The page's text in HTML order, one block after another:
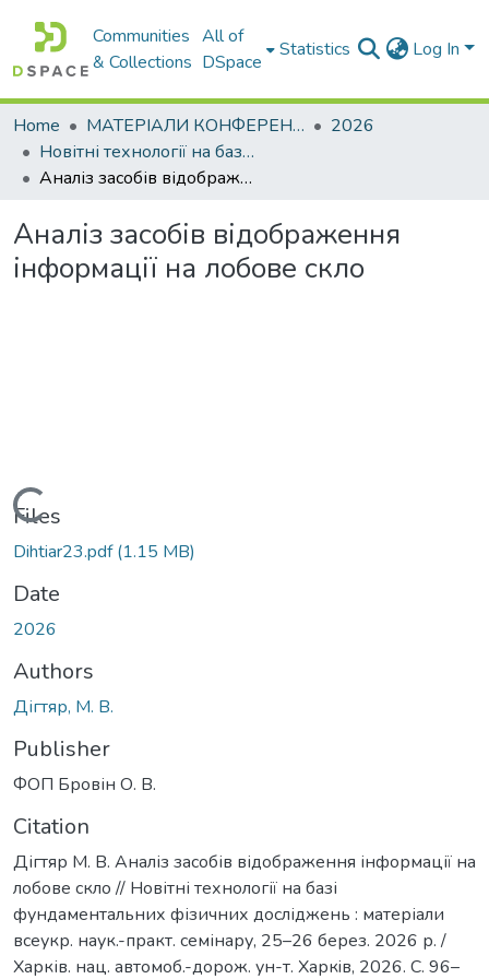
Communities
& Collections
All of
DSpace
Statistics Log In
Home МАТЕРІАЛИ КОНФЕРЕНЦІЙ
2026
Новітні технології на базі фундаментальних фізичних досліджень
Аналіз засобів відображення інформації на лобове скло
Аналіз засобів відображення
інформації на лобове скло
Loading...
Files
Dihtiar23.pdf(1.15 MB)
Date
2026
Authors
Дігтяр, М. В.
Publisher
ФОП Бровін О. В.
Citation
Дігтяр М. В. Аналіз засобів відображення інформації на
лобове скло // Новітні технології на базі
фундаментальних фізичних досліджень : матеріали
всеукр. наук.-практ. семінару, 25–26 берез. 2026 р. /
Харків. нац. автомоб.-дорож. ун-т. Харкiв, 2026. С. 96–